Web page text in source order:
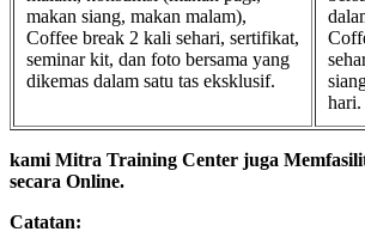
makan siang, makan malam),
Coffee break 2 kali sehari, sertifikat,
seminar kit, dan foto bersama yang
dikemas dalam satu tas eksklusif.
hari.
kami Mitra Training Center juga
secara Online.
Catatan: